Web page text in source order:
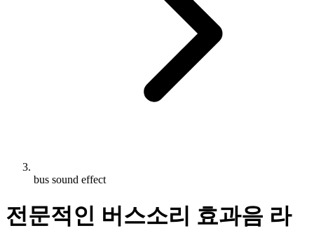
bus sound effect
전문적인 버스소리 효과음 라